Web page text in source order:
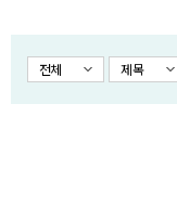
전체 제목